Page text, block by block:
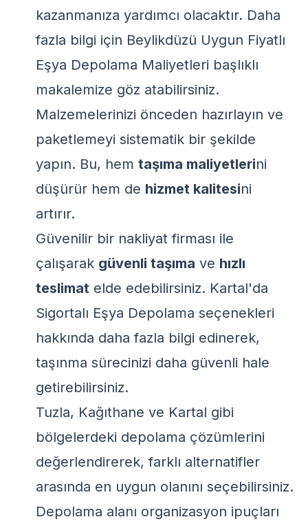
kazanmanıza yardımcı olacaktır. Daha
fazla bilgi için Beylikdüzü Uygun Fiyatlı
Eşya Depolama Maliyetleri başlıklı
makalemize göz atabilirsiniz.
Malzemelerinizi önceden hazırlayın ve
paketlemeyi sistematik bir şekilde
yapın. Bu, hem taşıma maliyetlerini
düşürür hem de hizmet kalitesini
artırır.
Güvenilir bir nakliyat firması ile
çalışarak güvenli taşıma ve hızlı
teslimat elde edebilirsiniz. Kartal'da
Sigortalı Eşya Depolama seçenekleri
hakkında daha fazla bilgi edinerek,
taşınma sürecinizi daha güvenli hale
getirebilirsiniz.
Tuzla, Kağıthane ve Kartal gibi
bölgelerdeki depolama çözümlerini
değerlendirerek, farklı alternatifler
arasında en uygun olanını seçebilirsiniz.
Depolama alanı organizasyon ipuçları